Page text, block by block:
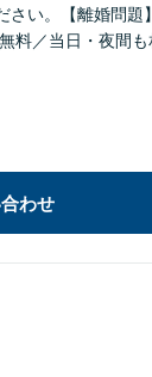
さい。【離婚問題
料／当日・夜間も
わせ